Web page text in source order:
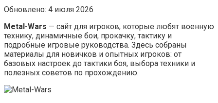
Обновлено: 4 июля 2026
Metal-Wars — сайт для игроков, которые любят военную
технику, динамичные бои, прокачку, тактику и
подробные игровые руководства. Здесь собраны
материалы для новичков и опытных игроков: от
базовых настроек до тактики боя, выбора техники и
полезных советов по прохождению.